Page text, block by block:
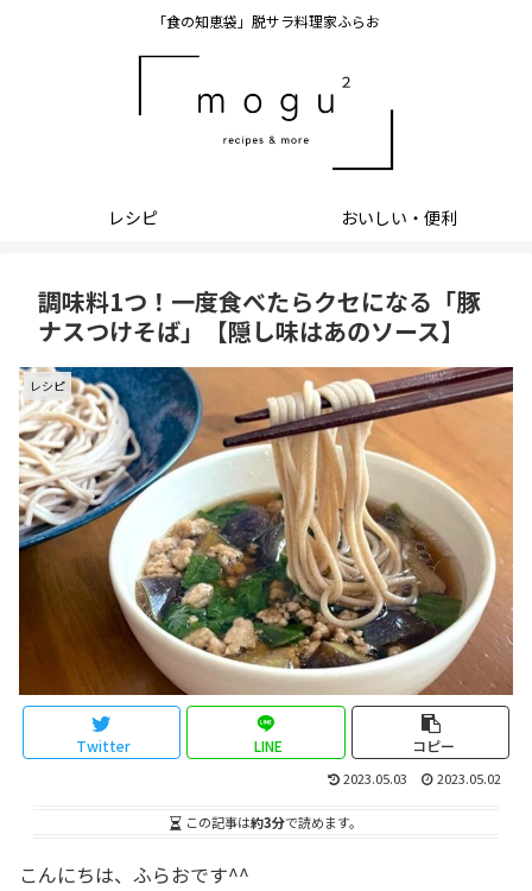
「食の知恵袋」脱サラ料理家ふらお
レシピ おいしい・便利
調味料1つ！一度食べたらクセになる「豚
ナスつけそば」【隠し味はあのソース】
レシピ
Twitter LINE コピー
2023.05.03 2023.05.02
この記事は約3分で読めます。
こんにちは、ふらおです^^